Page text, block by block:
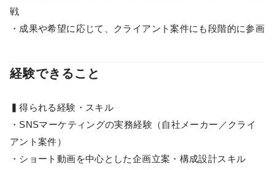
戦
・成果や希望に応じて、クライアント案件にも段階的に参画
経験できること
▍得られる経験・スキル
・SNSマーケティングの実務経験（自社メーカー／クライ
アント案件）
・ショート動画を中心とした企画立案・構成設計スキル